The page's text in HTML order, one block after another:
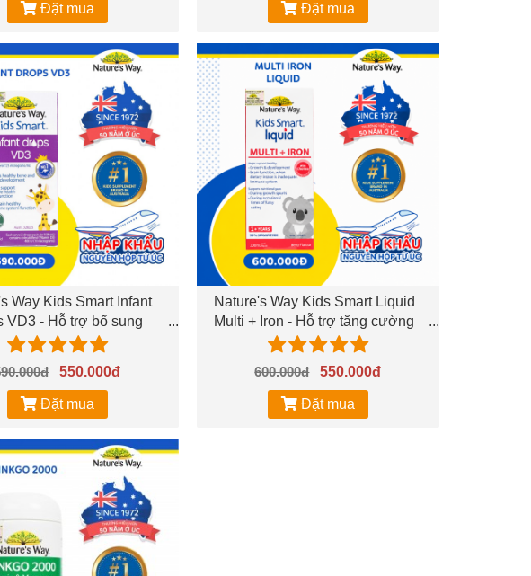
Đặt mua Đặt mua
Way Kids Smart Infant
VD3 - Hỗ trợ bổ sung
D3 cho trẻ - Hộp 13ml
550.000đ
Đặt mua
Nature's Way Kids Smart Liquid
Multi + Iron - Hỗ trợ tăng cường
sức khỏe, nâng cao sức đề kháng
600.000đ550.000đ
Đặt mua